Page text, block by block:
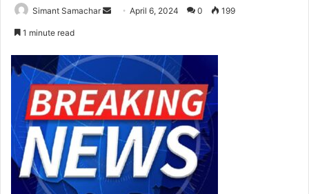
Simant Samachar
d
a
n
e
m
l
April 6, 2024 0 199
1 minute read